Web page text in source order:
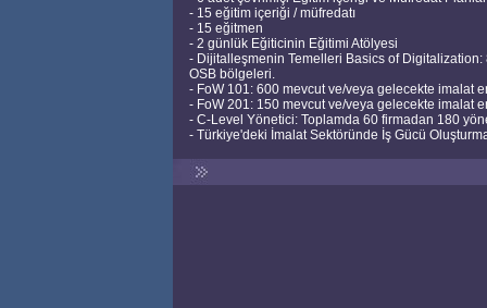
- 15 eğitim içeriği / müfredatı
- 15 eğitmen
- 2 günlük Eğiticinin Eğitimi Atölyesi
- Dijitalleşmenin Temelleri Basics of
OSB bölgeleri.
- FoW 101: 600 mevcut ve/veya gelecekte imalat
- FoW 201: 150 mevcut ve/veya gelecekte imalat
- C-Level Yönetici: Toplamda 60 firmadan 180
- Türkiye'deki İmalat Sektöründe İş Gücü